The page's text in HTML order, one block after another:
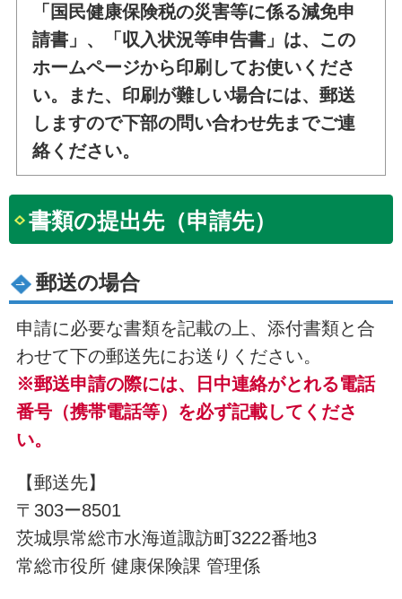
「国民健康保険税の災害等に係る減免申
請書」、「収入状況等申告書」は、この
ホームページから印刷してお使いくださ
い。また、印刷が難しい場合には、郵送
しますので下部の問い合わせ先までご連
絡ください。
書類の提出先（申請先）
郵送の場合
申請に必要な書類を記載の上、添付書類と合
わせて下の郵送先にお送りください。
※郵送申請の際には、日中連絡がとれる電話
番号（携帯電話等）を必ず記載してくださ
い。
【郵送先】
〒303ー8501
茨城県常総市水海道諏訪町3222番地3
常総市役所 健康保険課 管理係